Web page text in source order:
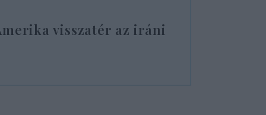
visszatér az iráni